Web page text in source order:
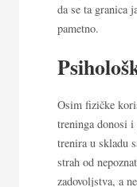
da se ta granica
pametno.
Osim fizičke
treninga donosi
trenira u skladu
strah od
zadovoljstva, a